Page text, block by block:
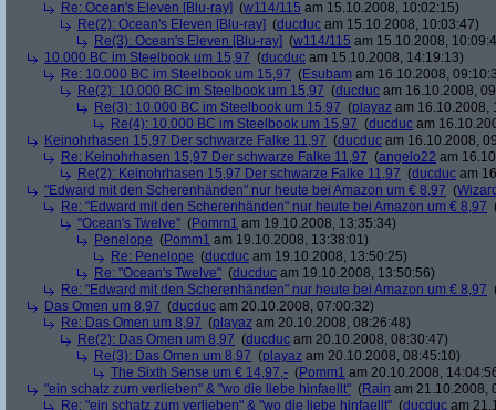
Re: Ocean's Eleven [Blu-ray] (w114/115 am 15.10.2008, 10:02:15)
Re(2): Ocean's Eleven [Blu-ray] (ducduc am 15.10.2008, 10:03:47)
Re(3): Ocean's Eleven [Blu-ray] (w114/115 am 15.10.2008,
10.000 BC im Steelbook um 15,97 (ducduc am 15.10.2008, 14:19:13)
Re: 10.000 BC im Steelbook um 15,97 (Esubam am 16.10.2008,
Re(2): 10.000 BC im Steelbook um 15,97 (ducduc am 16.10.2008,
Re(3): 10.000 BC im Steelbook um 15,97 (playaz am 16.10.2008,
Re(4): 10.000 BC im Steelbook um 15,97 (ducduc am
Keinohrhasen 15,97 Der schwarze Falke 11,97 (ducduc am 16.10.2008,
Re: Keinohrhasen 15,97 Der schwarze Falke 11,97 (angelo22 am
Re(2): Keinohrhasen 15,97 Der schwarze Falke 11,97 (ducduc am
"Edward mit den Scherenhänden" nur heute bei Amazon um € 8,97 (
Re: "Edward mit den Scherenhänden" nur heute bei Amazon um € 8,97
"Ocean's Twelve" (Pomm1 am 19.10.2008, 13:35:34)
Penelope (Pomm1 am 19.10.2008, 13:38:01)
Re: Penelope (ducduc am 19.10.2008, 13:50:25)
Re: "Ocean's Twelve" (ducduc am 19.10.2008, 13:50:56)
Re: "Edward mit den Scherenhänden" nur heute bei Amazon um € 8,97
Das Omen um 8,97 (ducduc am 20.10.2008, 07:00:32)
Re: Das Omen um 8,97 (playaz am 20.10.2008, 08:26:48)
Re(2): Das Omen um 8,97 (ducduc am 20.10.2008, 08:30:47)
Re(3): Das Omen um 8,97 (playaz am 20.10.2008, 08:45:10)
The Sixth Sense um € 14,97,- (Pomm1 am 20.10.2008,
"ein schatz zum verlieben" & "wo die liebe hinfaellt" (Rain am 21.10.2008,
Re: "ein schatz zum verlieben" & "wo die liebe hinfaellt" (ducduc am